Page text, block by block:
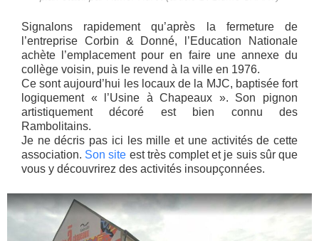
Signalons rapidement qu’après la fermeture de
l’entreprise Corbin & Donné, l’Education Nationale
achète l’emplacement pour en faire une annexe du
collège voisin, puis le revend à la ville en 1976.
Ce sont aujourd’hui les locaux de la MJC, baptisée fort
logiquement « l’Usine à Chapeaux ». Son pignon
artistiquement décoré est bien connu des
Rambolitains.
Je ne décris pas ici les mille et une activités de cette
association. Son site est très complet et je suis sûr que
vous y découvrirez des activités insoupçonnées.